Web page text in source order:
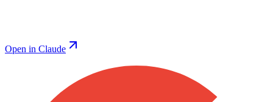
Open in Claude